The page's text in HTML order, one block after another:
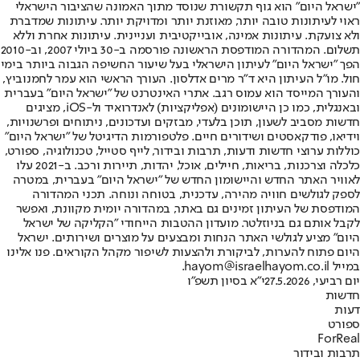
"ישראל היום" הוא גוף תקשורת שנוסד מתוך האמונה שהציבור הישראלי
ראוי לעיתונות טובה יותר, מאוזנת יותר ומדויקת יותר. עיתונות שמדברת
ולא צועקת. עיתונות אמינה, אובייקטיבית ועניינית. עיתונות אחרת וללא
תשלום. המהדורה המודפסת הראשונה פורסמה ב-30 ביולי 2007, וב-2010
הפך "ישראל היום" לעיתון הישראלי בעל שיעור החשיפה הגבוה ביותר בימי
חול. מו"ל העיתון היא ד"ר מרים אדלסון. העורך הראשי הוא עמר לחמנוביץ,
והעורך המייסד הוא עמוס רגב. אתרי האינטרנט של "ישראל היום" בעברית
ובאנגלית, כמו כן היישומונים (אפליקציות) לאנדרואיד ול-iOS, מציגים
חדשות מסביב לשעון, תוכן בלעדי, מבזקים ועדכונים, ניתוחים ופרשנויות,
וידיאו, פודקאסטים ושידורים חיים. פלטפורמות הדיגיטל של "ישראל היום"
כוללות ערוצי חדשות ודעות, תרבות ובידור, לייף סטייל, טכנולוגיה, ספורט,
כלכלה וצרכנות, בריאות, חיילים, אוכל, יהדות, תיירות ורכב. ב-2021 עלו
לאוויר האתר החדש והיישומון החדש של "ישראל היום" בעברית, במטרה
לספק לגולשים חוויה מהירה, עדכנית, בטוחה ונוחה. תכני המהדורה
המודפסת של העיתון זמינים גם באתר, במהדורה יומית מקוונת, ואפשר
לקבל אותם גם בניוזלטר. מועדון ההטבות הייחודי "הקליקה של ישראל
היום" מציע לגולשי האתר הנחות ומבצעים על מוצרים ושירותים. ישראל
היום פתוח להערות, לביקורת ולהצעות לשיפור מקהל הקוראים. פנו אלינו
במייל hayom@israelhayom.co.il.
יום רביעי, 27.5.2026
י"א בסיון תשפ"ו
חדשות
דעות
ספורט
ForReal
תרבות ובידור